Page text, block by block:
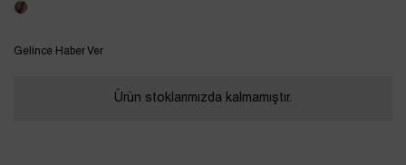
Tükendi
Gelince Haber Ver
Ürün stoklarımızda kalmamıştır.